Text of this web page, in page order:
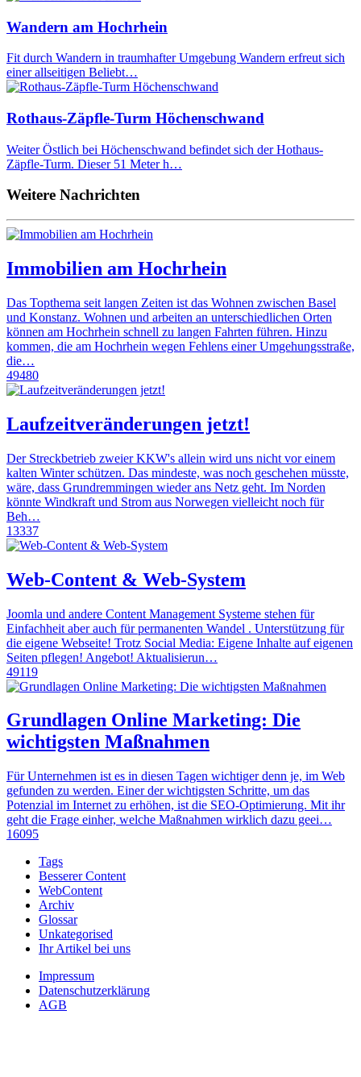
Wandern am Hochrhein
Fit durch Wandern in traumhafter Umgebung Wandern erfreut sich
einer allseitigen Beliebt…
Rothaus-Zäpfle-Turm Höchenschwand
Weiter Östlich bei Höchenschwand befindet sich der Hothaus-
Zäpfle-Turm. Dieser 51 Meter h…
Weitere Nachrichten
Immobilien am Hochrhein
Das Topthema seit langen Zeiten ist das Wohnen zwischen Basel
und Konstanz. Wohnen und arbeiten an unterschiedlichen Orten
können am Hochrhein schnell zu langen Fahrten führen. Hinzu
kommen, die am Hochrhein wegen Fehlens einer Umgehungsstraße,
die…
49480
Laufzeitveränderungen jetzt!
Der Streckbetrieb zweier KKW's allein wird uns nicht vor einem
kalten Winter schützen. Das mindeste, was noch geschehen müsste,
wäre, dass Grundremmingen wieder ans Netz geht. Im Norden
könnte Windkraft und Strom aus Norwegen vielleicht noch für
Beh…
13337
Web-Content & Web-System
Joomla und andere Content Management Systeme stehen für
Einfachheit aber auch für permanenten Wandel . Unterstützung für
die eigene Webseite! Trotz Social Media: Eigene Inhalte auf eigenen
Seiten pflegen! Angebot! Aktualisierun…
49119
Grundlagen Online Marketing: Die
wichtigsten Maßnahmen
Für Unternehmen ist es in diesen Tagen wichtiger denn je, im Web
gefunden zu werden. Einer der wichtigsten Schritte, um das
Potenzial im Internet zu erhöhen, ist die SEO-Optimierung. Mit ihr
geht die Frage einher, welche Maßnahmen wirklich dazu geei…
16095
Tags
Besserer Content
WebContent
Archiv
Glossar
Unkategorised
Ihr Artikel bei uns
Impressum
Datenschutzerklärung
AGB